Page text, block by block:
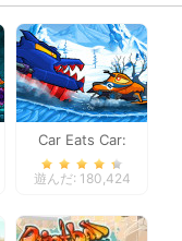
Car Eats Car:
Winter Adventure
遊んだ: 180,424